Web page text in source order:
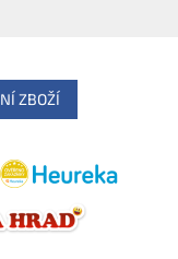
ZBOŽÍ